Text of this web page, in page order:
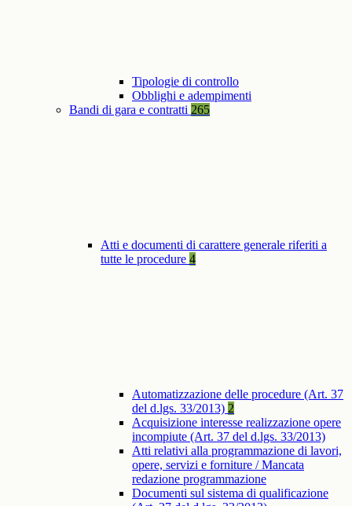
Tipologie di controllo
Obblighi e adempimenti
Bandi di gara e contratti 265
Atti e documenti di carattere generale riferiti a
tutte le procedure 4
Automatizzazione delle procedure (Art. 37
del d.lgs. 33/2013) 2
Acquisizione interesse realizzazione opere
incompiute (Art. 37 del d.lgs. 33/2013)
Atti relativi alla programmazione di lavori,
opere, servizi e forniture / Mancata
redazione programmazione
Documenti sul sistema di qualificazione